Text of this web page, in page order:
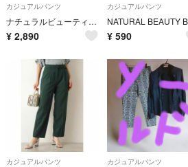
カジュアルパンツ
ナチュラルビューティーベーシック ワイドパンツ ライトベージュ 美脚 上品
¥ 2,890
カジュアルパンツ
¥ 590
カジュアルパンツ カジュアルパンツ